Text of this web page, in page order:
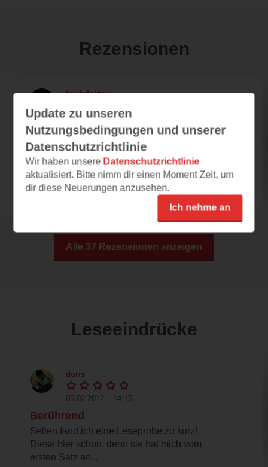
Rezensionen
buchdoktor
18.02.2012 – 14:02
"Die Mutter war eine Königin, nach
deren Gunst Ella hungerte."
&nbsp; &nbsp; &nbsp; &nbsp; "Doch dann
fand er endlich eine Methode, sich selbst zu...
Alle 37 Rezensionen anzeigen
Leseeindrücke
doris
05.02.2012 – 14:15
Berührend
Selten fand ich eine Leseprobe zu kurz!
Diese hier schon, denn sie hat mich vom
ersten Satz an...
Update zu unseren
Nutzungsbedingungen und unserer
Datenschutzrichtlinie
Wir haben unsere Datenschutzrichtlinie
aktualisiert. Bitte nimm dir einen Moment Zeit, um
dir diese Neuerungen anzusehen.
Ich nehme an